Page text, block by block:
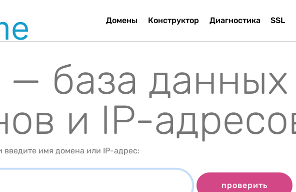
Домены Конструктор Диагностика SSL
— база данных
и IP-
имя домена или IP-адрес:
проверить